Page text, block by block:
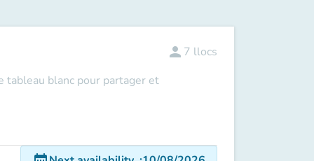
tableau blanc pour partager et
person 7 llocs